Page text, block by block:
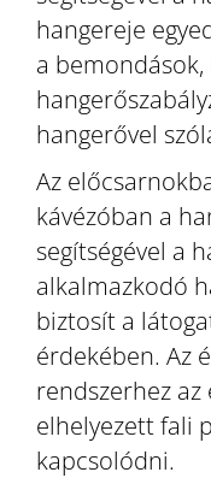
hangereje
a bemondások,
hangerővel
Az
kávézóban a
segítségével a
alkalmazkodó
biztosít a
érdekében. Az
rendszerhez
elhelyezett fali
kapcsolódni.